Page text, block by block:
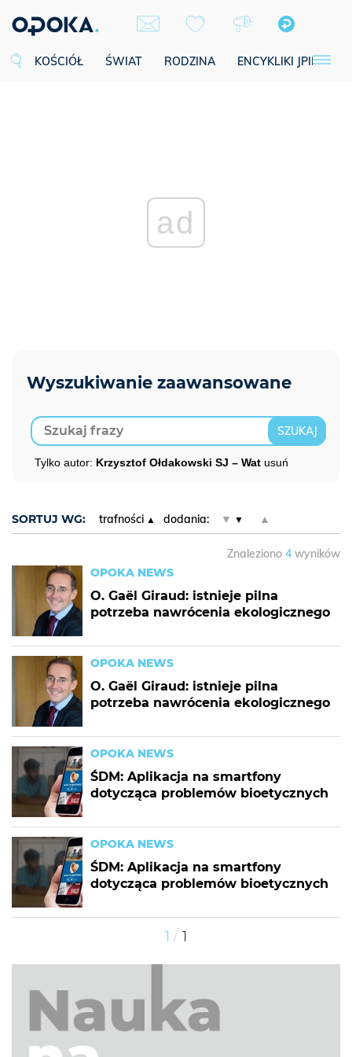
KOŚCIÓŁ ŚWIAT RODZINA ENCYKLIKI JPII
ad
Tylko autor: Krzysztof Ołdakowski SJ – Wat usuń
SORTUJ WG: trafności dodania: ▼ ▲
Znaleziono 4 wyników
OPOKA NEWS
O. Gaël Giraud: istnieje pilna
potrzeba nawrócenia ekologicznego
OPOKA NEWS
O. Gaël Giraud: istnieje pilna
potrzeba nawrócenia ekologicznego
OPOKA NEWS
ŚDM: Aplikacja na smartfony
dotycząca problemów bioetycznych
OPOKA NEWS
ŚDM: Aplikacja na smartfony
dotycząca problemów bioetycznych
1 / 1